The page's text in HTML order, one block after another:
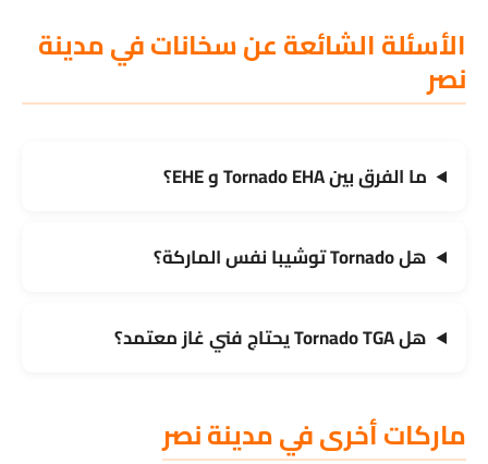
الأسئلة الشائعة عن سخانات في مدينة
نصر
ما الفرق بين Tornado EHA و EHE؟
هل Tornado توشيبا نفس الماركة؟
هل Tornado TGA يحتاج فني غاز معتمد؟
ماركات أخرى في مدينة نصر